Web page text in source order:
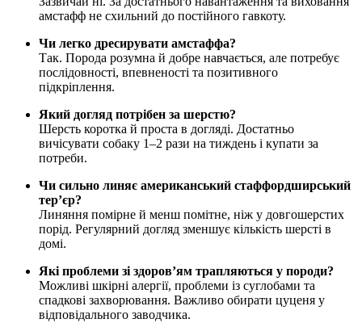
амстафф не схильний до постійного гавкоту.
Чи легко дресирувати амстаффа?
Так. Порода розумна й добре навчається, але потребує
послідовності, впевненості та позитивного
підкріплення.
Який догляд потрібен за шерстю?
Шерсть коротка й проста в догляді. Достатньо
вичісувати собаку 1–2 рази на тиждень і купати за
потреби.
Чи сильно линяє американський стаффордширський
тер’єр?
Линяння помірне й менш помітне, ніж у довгошерстих
порід. Регулярний догляд зменшує кількість шерсті в
домі.
Які проблеми зі здоров’ям трапляються у породи?
Можливі шкірні алергії, проблеми із суглобами та
спадкові захворювання. Важливо обирати цуценя у
відповідального заводчика.